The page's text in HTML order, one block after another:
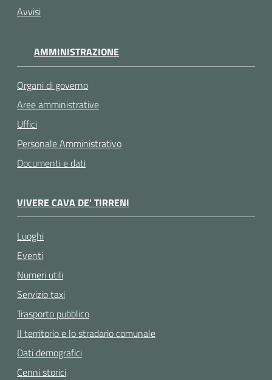
Avvisi
AMMINISTRAZIONE
Organi di governo
Aree amministrative
Uffici
Personale Amministrativo
Documenti e dati
VIVERE CAVA DE' TIRRENI
Luoghi
Eventi
Numeri utili
Servizio taxi
Trasporto pubblico
Il territorio e lo stradario comunale
Dati demografici
Cenni storici